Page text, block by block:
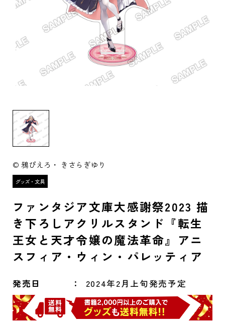
© 鴉ぴえろ・ きさらぎゆり
ファンタジア文庫大感謝祭2023 描
き下ろしアクリルスタンド『転生
王女と天才令嬢の魔法革命』アニ
スフィア・ウィン・パレッティア
発売日 2024年2月上旬発売予定